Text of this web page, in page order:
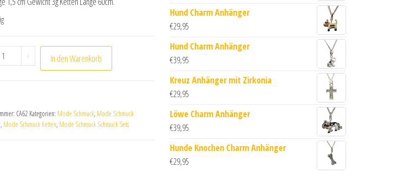
Anhänger mit Silber Kette 60cm (Glücksbringer) Menge
+ In den Warenkorb
CA62 Kategorien: Mode Schmuck, Mode Schmuck
, Mode Schmuck Ketten, Mode Schmuck Schmuck Sets
Hund Charm Anhänger
€29,95
Hund Charm Anhänger
€39,95
Kreuz Anhänger mit Zirkonia
€29,95
Löwe Charm Anhänger
€39,95
Hunde Knochen Charm Anhänger
€29,95